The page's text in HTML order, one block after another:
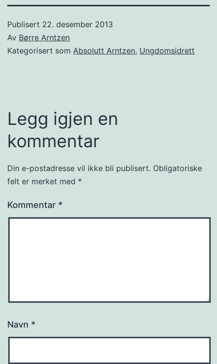
Publisert 22. desember 2013
Av Børre Arntzen
Kategorisert som Absolutt Arntzen, Ungdomsidrett
Legg igjen en
kommentar
Din e-postadresse vil ikke bli publisert. Obligatoriske
felt er merket med *
Kommentar *
Navn *